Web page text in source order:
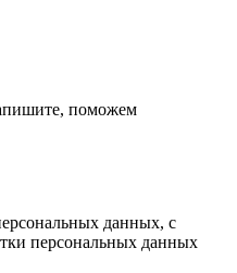
поможем
данных, с
персональных данных